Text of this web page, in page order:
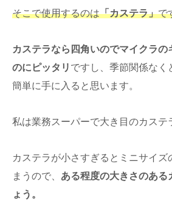
そこで使用するのは「カステラ」で
カステラなら四角いのでマイクラの
のにピッタリ ですし、季節関係なく
簡単に手に入ると思います。
私は業務スーパーで大き目のカステ
カステラが小さすぎるとミニサイズ
まうので、 ある程度の大きさのある
ょう。